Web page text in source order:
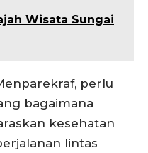
Wisata Sungai
perlu
bagaimana
kesehatan
lintas